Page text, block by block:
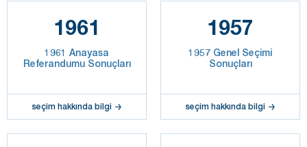
1961
1961 Anayasa
Referandumu Sonuçları
seçim hakkında bilgi
1957
1957 Genel Seçimi
Sonuçları
seçim hakkında bilgi